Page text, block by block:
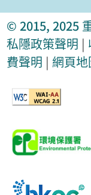
© 2015, 2025
私隱政策聲明 |
費聲明 | 網頁地